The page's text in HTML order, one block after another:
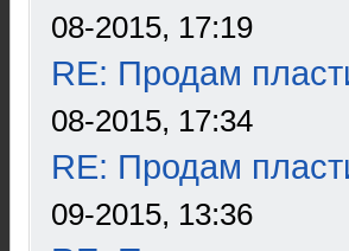
08-2015, 17:19
RE: Продам
08-2015, 17:34
RE: Продам
09-2015, 13:36